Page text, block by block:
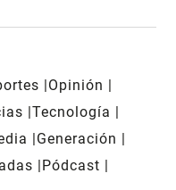
Opinión
Tecnología
Generación
Pódcast